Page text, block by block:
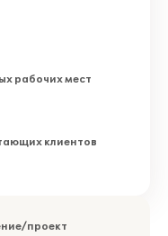
рабочих мест
клиентов
проект